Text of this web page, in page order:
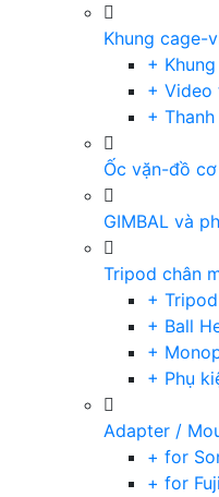
Khung cage-
+
+ Video
+
Ốc vặn-đồ
GIMBAL và
Tripod chân
+
+ Ball
+
+ Phụ
Adapter /
+ for
+ for